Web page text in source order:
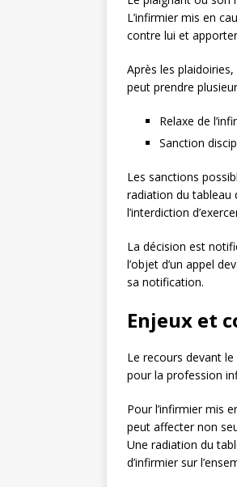
L’infirmier mis en
contre lui et
Après les
peut prendre
Relaxe de
Sanction
Les sanctions
radiation du tableau
l’interdiction
La décision est
l’objet d’un appel
sa notification.
Enjeux et
Le recours devant
pour la profession
Pour l’infirmier mis
peut affecter non
Une radiation du
d’infirmier sur